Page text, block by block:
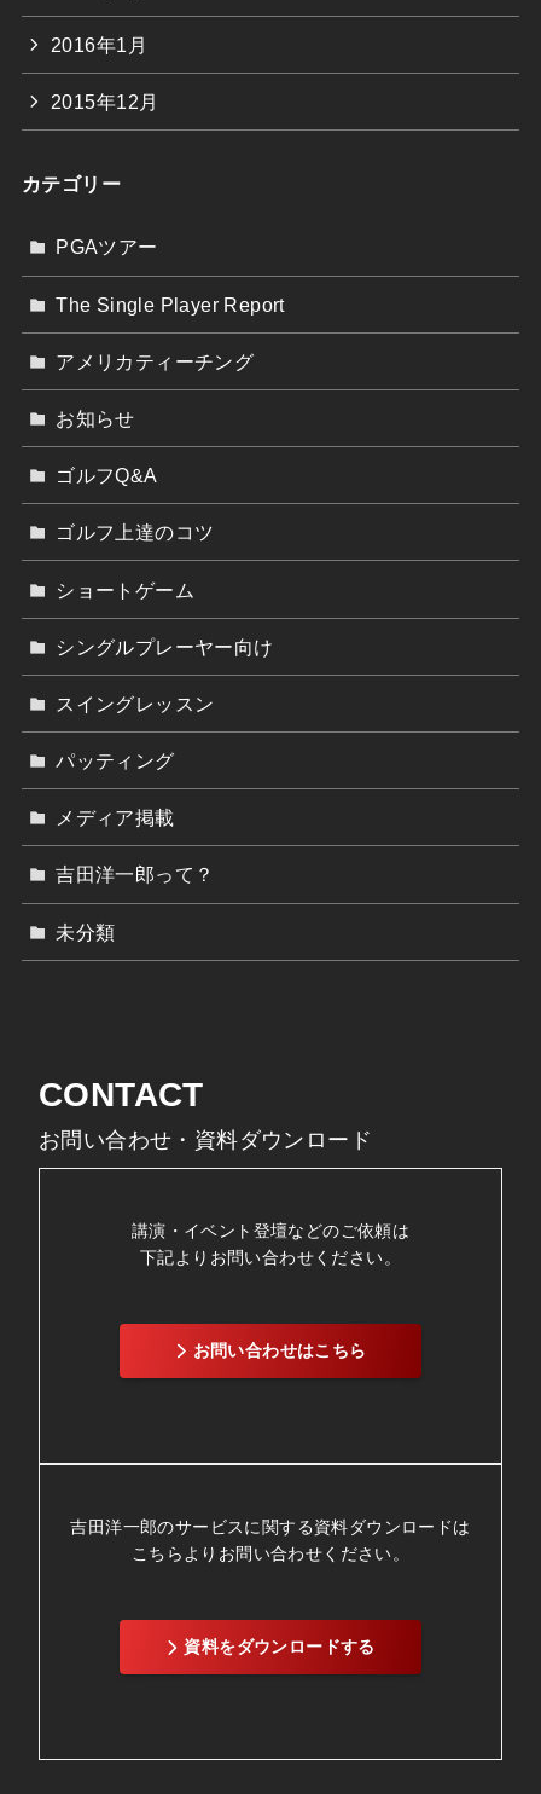
2016年1月
2015年12月
カテゴリー
PGAツアー
The Single Player Report
アメリカティーチング
お知らせ
ゴルフQ&A
ゴルフ上達のコツ
ショートゲーム
シングルプレーヤー向け
スイングレッスン
パッティング
メディア掲載
吉田洋一郎って？
未分類
CONTACT
お問い合わせ・資料ダウンロード
講演・イベント登壇などのご依頼は
下記よりお問い合わせください。
お問い合わせはこちら
吉田洋一郎のサービスに関する資料ダウンロードは
こちらよりお問い合わせください。
資料をダウンロードする